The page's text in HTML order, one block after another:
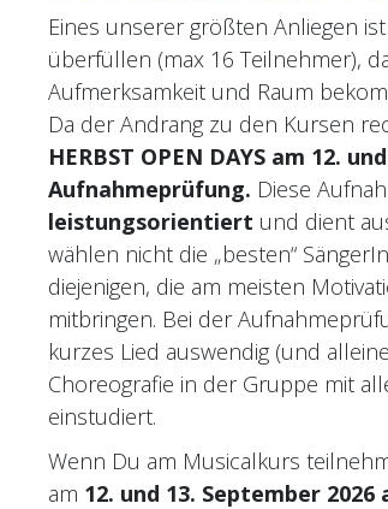
Eines unserer größten Anliegen
überfüllen (max 16 Teilnehmer),
Aufmerksamkeit und Raum
Da der Andrang zu den Kursen
HERBST OPEN DAYS am 12.
Aufnahmeprüfung. Diese
leistungsorientiert und dient
wählen nicht die „besten“
diejenigen, die am meisten
mitbringen. Bei der
kurzes Lied auswendig (und
Choreografie in der Gruppe mit
einstudiert.
Wenn Du am Musicalkurs
am 12. und 13. September